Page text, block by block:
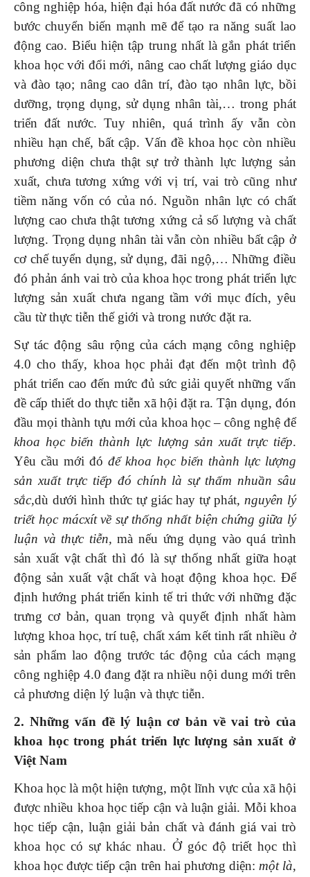
công nghiệp hóa, hiện đại hóa đất nước đã có những
bước chuyển biến mạnh mẽ để tạo ra năng suất lao
động cao. Biểu hiện tập trung nhất là gắn phát triển
khoa học với đổi mới, nâng cao chất lượng giáo dục
và đào tạo; nâng cao dân trí, đào tạo nhân lực, bồi
dưỡng, trọng dụng, sử dụng nhân tài,… trong phát
triển đất nước. Tuy nhiên, quá trình ấy vẫn còn
nhiều hạn chế, bất cập. Vấn đề khoa học còn nhiều
phương diện chưa thật sự trở thành lực lượng sản
xuất, chưa tương xứng với vị trí, vai trò cũng như
tiềm năng vốn có của nó. Nguồn nhân lực có chất
lượng cao chưa thật tương xứng cả số lượng và chất
lượng. Trọng dụng nhân tài vẫn còn nhiều bất cập ở
cơ chế tuyển dụng, sử dụng, đãi ngộ,… Những điều
đó phản ánh vai trò của khoa học trong phát triển lực
lượng sản xuất chưa ngang tầm với mục đích, yêu
cầu từ thực tiễn thế giới và trong nước đặt ra.
Sự tác động sâu rộng của cách mạng công nghiệp
4.0 cho thấy, khoa học phải đạt đến một trình độ
phát triển cao đến mức đủ sức giải quyết những vấn
đề cấp thiết do thực tiễn xã hội đặt ra. Tận dụng, đón
đầu mọi thành tựu mới của khoa học – công nghệ để
khoa học biến thành lực lượng sản xuất trực tiếp.
Yêu cầu mới đó để khoa học biến thành lực lượng
sản xuất trực tiếp đó chính là sự thấm nhuần sâu
sắc,dù dưới hình thức tự giác hay tự phát, nguyên lý
triết học mácxít về sự thống nhất biện chứng giữa lý
luận và thực tiễn,mà nếu ứng dụng vào quá trình
sản xuất vật chất thì đó là sự thống nhất giữa hoạt
động sản xuất vật chất và hoạt động khoa học. Để
định hướng phát triển kinh tế tri thức với những đặc
trưng cơ bản, quan trọng và quyết định nhất hàm
lượng khoa học, trí tuệ, chất xám kết tinh rất nhiều ở
sản phẩm lao động trước tác động của cách mạng
công nghiệp 4.0 đang đặt ra nhiều nội dung mới trên
cả phương diện lý luận và thực tiễn.
2. Những vấn đề lý luận cơ bản về vai trò của
khoa học trong phát triển lực lượng sản xuất ở
Việt Nam
Khoa học là một hiện tượng, một lĩnh vực của xã hội
được nhiều khoa học tiếp cận và luận giải. Mỗi khoa
học tiếp cận, luận giải bản chất và đánh giá vai trò
khoa học có sự khác nhau. Ở góc độ triết học thì
khoa học được tiếp cận trên hai phương diện: một là,